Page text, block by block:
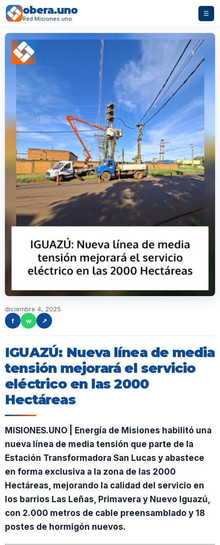
obera.uno
Red Misiones.uno
☰
diciembre 4, 2025
f
w ↗
IGUAZÚ: Nueva línea de media
tensión mejorará el servicio
eléctrico en las 2000
Hectáreas
MISIONES.UNO | Energía de Misiones habilitó una
nueva línea de media tensión que parte de la
Estación Transformadora San Lucas y abastece
en forma exclusiva a la zona de las 2000
Hectáreas, mejorando la calidad del servicio en
los barrios Las Leñas, Primavera y Nuevo Iguazú,
con 2.000 metros de cable preensamblado y 18
postes de hormigón nuevos.